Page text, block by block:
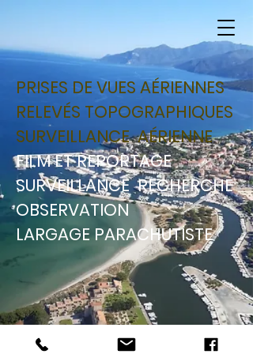
PRISES DE VUES AÉRIENNES
RELEVÉS TOPOGRAPHIQUES
SURVEILLANCE AÉRIENNE
FILM ET REPORTAGE
SURVEILLANCE RECHERCHE
OBSERVATION
LARGAGE PARACHUTISTE